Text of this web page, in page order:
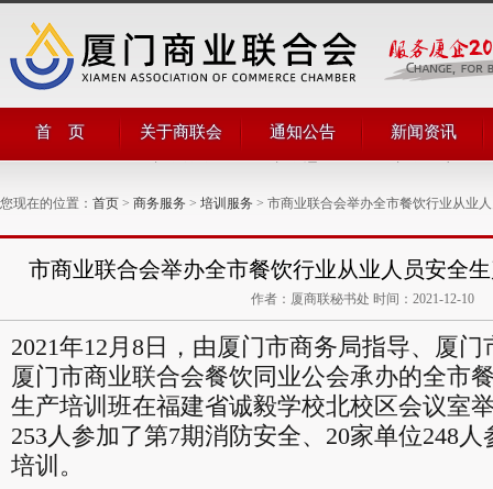
首 页 关于商联会
管理团队
商会章程
通知公告 新闻资讯
商联简讯
您现在的位置： 首页 > 商务服务 > 培训服务 > 市商业联合会举办全市餐饮行业从业
市商业联合会举办全市餐饮行业从业人员安全
作者：厦商联秘书处 时间：2021-12-10
2021年12月8日，由厦门市商务局指导、厦
厦门市商业联合会餐饮同业公会承办的全市
生产培训班在福建省诚毅学校北校区会议室
253人参加了第7期消防安全、20家单位248
培训。